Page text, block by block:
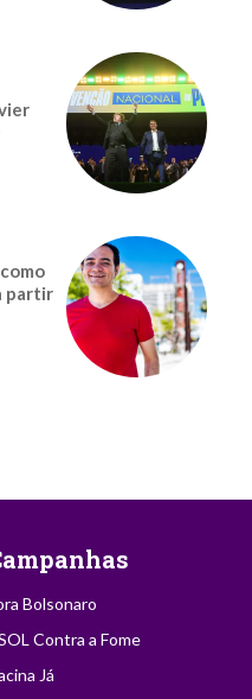
partir
Bolsonaro
Contra a Fome
Já